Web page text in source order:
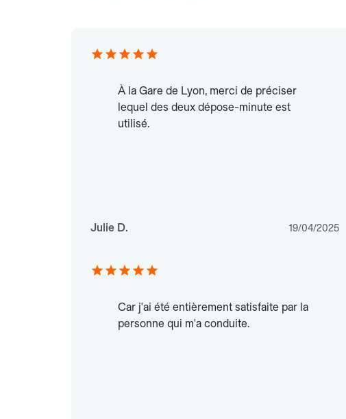
À la Gare de Lyon, merci de préciser
lequel des deux dépose-minute est
utilisé.
Julie D. 19/04/2025
Car j'ai été entièrement satisfaite par la
personne qui m'a conduite.